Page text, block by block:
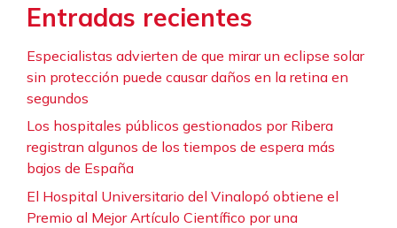
Entradas recientes
Especialistas advierten de que mirar un eclipse solar
sin protección puede causar daños en la retina en
segundos
Los hospitales públicos gestionados por Ribera
registran algunos de los tiempos de espera más
bajos de España
El Hospital Universitario del Vinalopó obtiene el
Premio al Mejor Artículo Científico por una